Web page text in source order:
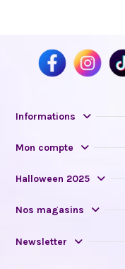
Informations
Mon compte
Halloween 2025
Nos magasins
Newsletter